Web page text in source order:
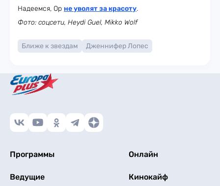
Надеемся, Ор не уволят за красоту.
Фото: соцсети, Heydi Guel, Mikko Wolf
Ближе к звездам Дженнифер Лопес
Программы Онлайн
Ведущие Кинокайф